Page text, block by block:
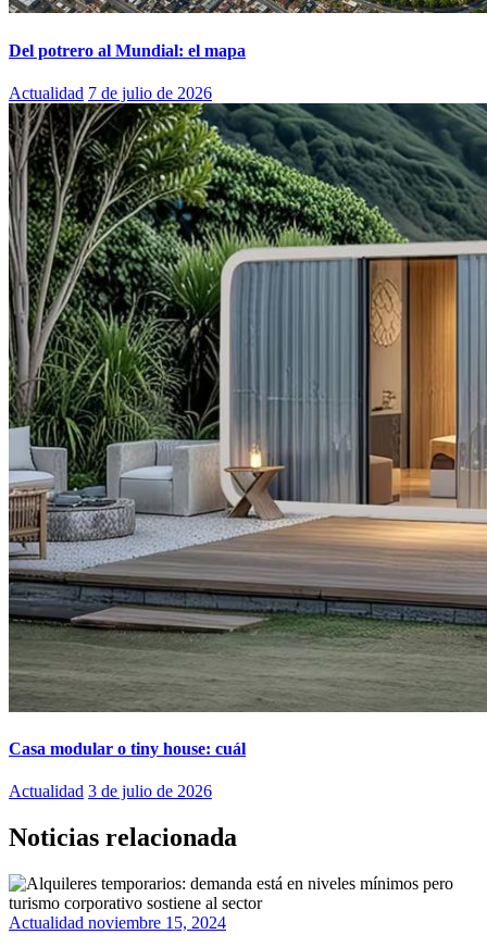
Del potrero al Mundial: el mapa
Actualidad 7 de julio de 2026
Casa modular o tiny house: cuál
Actualidad 3 de julio de 2026
Noticias relacionada
Actualidad noviembre 15, 2024